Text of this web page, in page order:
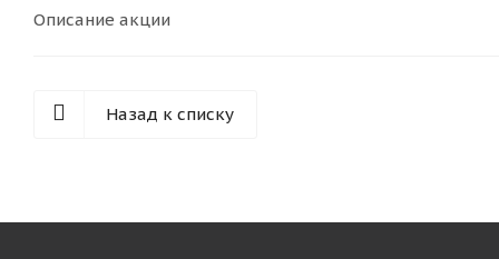
Описание акции
Назад к списку